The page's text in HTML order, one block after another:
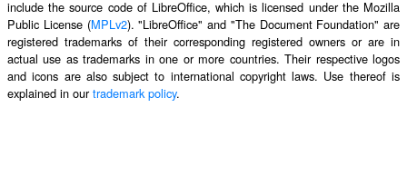
include the source code of LibreOffice, which is licensed under the Mozilla
Public License (MPLv2). "LibreOffice" and "The Document Foundation" are
registered trademarks of their corresponding registered owners or are in
actual use as trademarks in one or more countries. Their respective logos
and icons are also subject to international copyright laws. Use thereof is
explained in ourtrademark policy.